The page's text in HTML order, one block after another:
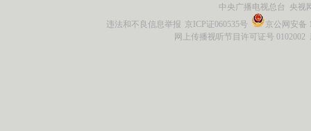
中央广播电视总台 央视
违法和不良信息举报 京ICP证060535号
京公网安备
网上传播视听节目许可证号 0102002